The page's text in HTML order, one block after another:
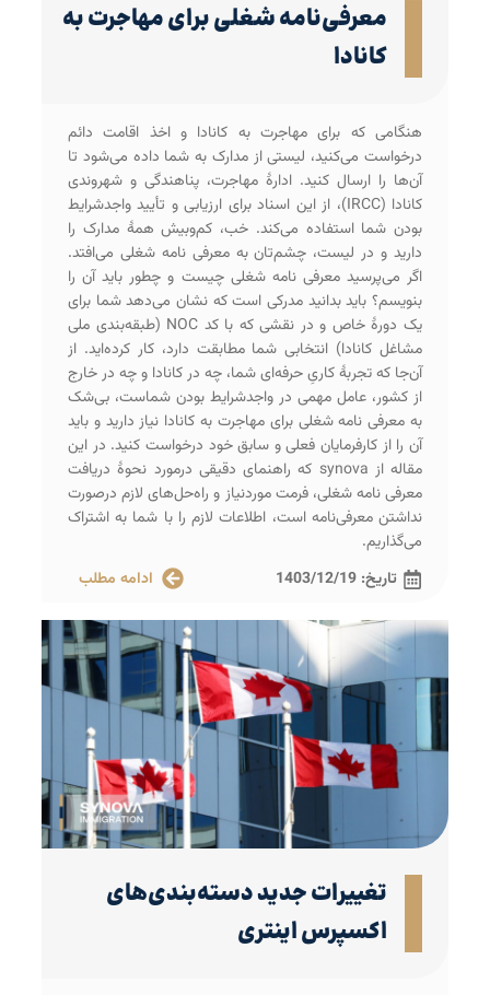
معرفی‌‌نامه شغلی برای مهاجرت به
کانادا
هنگامی که برای مهاجرت به کانادا و اخذ اقامت دائم
درخواست می‌کنید، لیستی از مدارک به شما داده می‌شود تا
آن‌ها را ارسال کنید. ادارۀ مهاجرت، پناهندگی و شهروندی
کانادا (IRCC)، از این اسناد برای ارزیابی و تأیید واجد‌شرایط
بودن شما استفاده می‌کند. خب، کم‌و‌بیش همۀ مدارک را
دارید و در لیست، چشم‌تان به معرفی نامه شغلی می‌افتد.
اگر می‌پرسید معرفی‌ نامه شغلی چیست و چطور باید آن را
بنویسم؟ باید بدانید مدرکی است که نشان می‌دهد شما برای
یک دورۀ خاص و در نقشی که با کد NOC (طبقه‌بندی ملی
مشاغل کانادا) انتخابی شما مطابقت دارد، کار کرده‌اید. از
آن‌جا که تجربۀ کاریِ حرفه‌ای شما، چه در کانادا و چه در خارج
از کشور، عامل مهمی در واجد‌شرایط بودن شماست، بی‌شک
به معرفی‌ نامه شغلی برای مهاجرت به کانادا نیاز دارید و باید
آن را از کارفرمایان فعلی و سابق خود درخواست کنید. در این
مقاله از synova که راهنمای دقیقی درمورد نحوۀ دریافت
معرفی‌ نامه شغلی، فرمت موردنیاز و راه‌حل‌های لازم درصورت
نداشتن معرفی‌نامه است، اطلاعات لازم را با شما به اشتراک
می‌گذاریم.
تاریخ: 1403/12/19 ادامه مطلب
تغییرات جدید دسته‌بندی‌های
اکسپرس اینتری